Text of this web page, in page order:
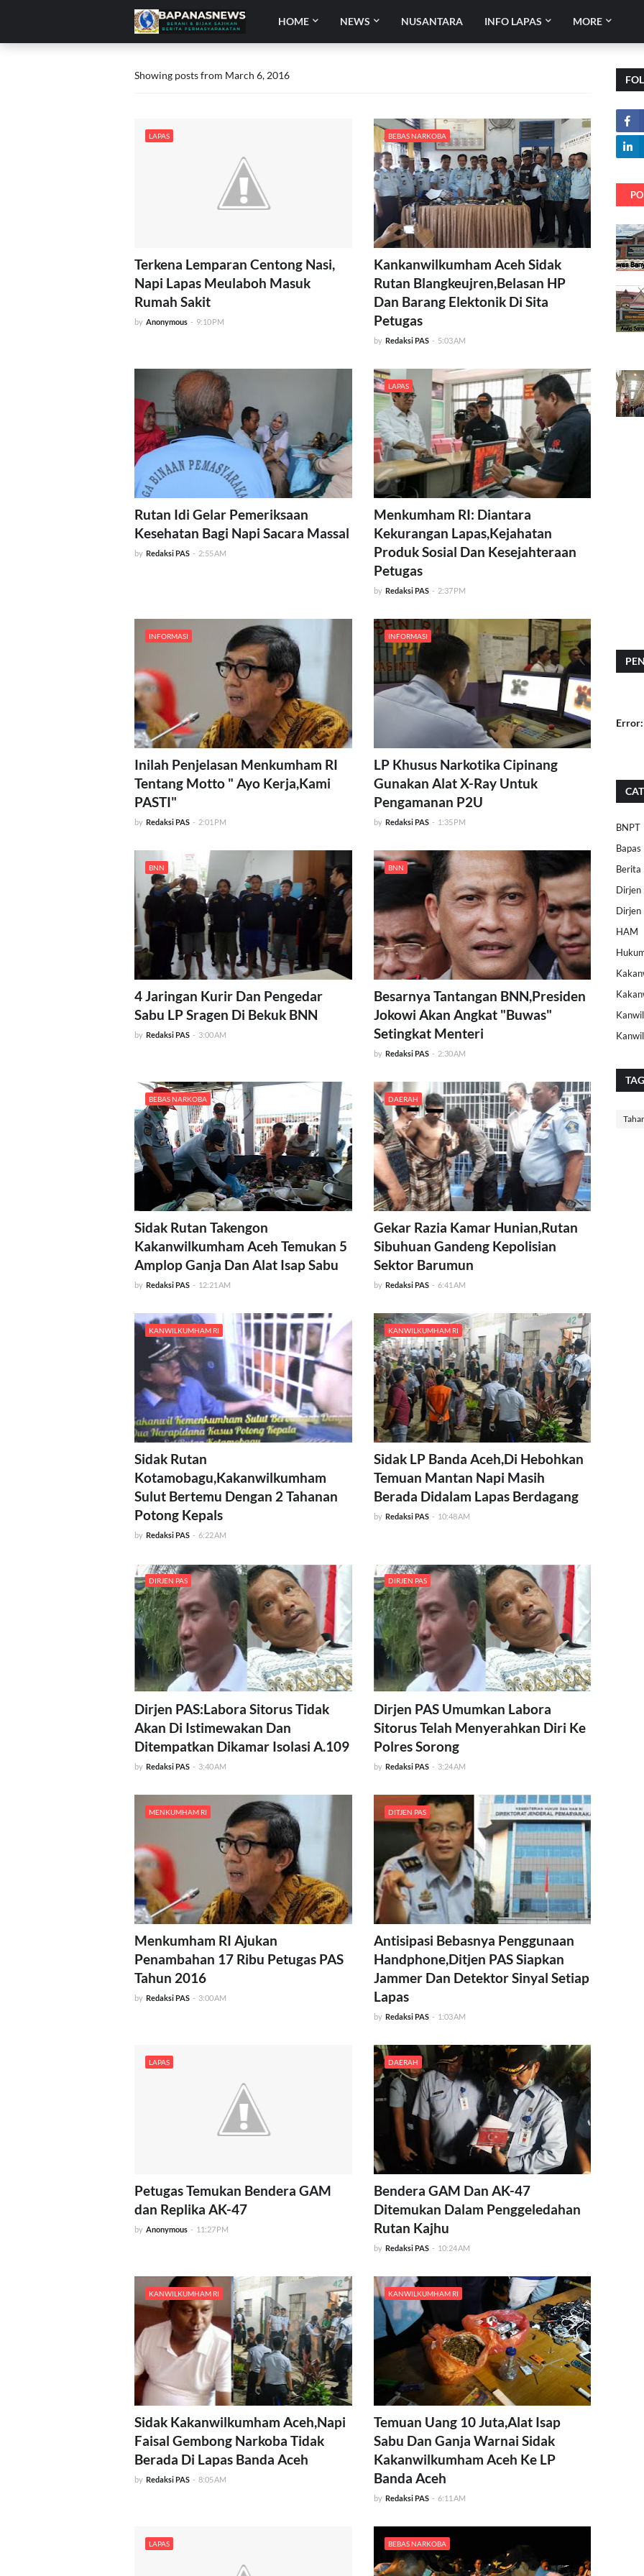
HOME NEWS NUSANTARA INFO LAPAS MORE
Showing posts from March 6, 2016
LAPAS
Terkena Lemparan Centong Nasi,
Napi Lapas Meulaboh Masuk
Rumah Sakit
by Anonymous - 9:10 PM
BEBAS NARKOBA
Kankanwilkumham Aceh Sidak
Rutan Blangkeujren,Belasan HP
Dan Barang Elektonik Di Sita
Petugas
by Redaksi PAS - 5:03 AM
Rutan Idi Gelar Pemeriksaan
Kesehatan Bagi Napi Sacara Massal
by Redaksi PAS - 2:55 AM
LAPAS
Menkumham RI: Diantara
Kekurangan Lapas,Kejahatan
Produk Sosial Dan Kesejahteraan
Petugas
by Redaksi PAS - 2:37 PM
INFORMASI
Inilah Penjelasan Menkumham RI
Tentang Motto " Ayo Kerja,Kami
PASTI"
by Redaksi PAS - 2:01 PM
INFORMASI
LP Khusus Narkotika Cipinang
Gunakan Alat X-Ray Untuk
Pengamanan P2U
by Redaksi PAS - 1:35 PM
BNN
4 Jaringan Kurir Dan Pengedar
Sabu LP Sragen Di Bekuk BNN
by Redaksi PAS - 3:00 AM
BNN
Besarnya Tantangan BNN,Presiden
Jokowi Akan Angkat "Buwas"
Setingkat Menteri
by Redaksi PAS - 2:30 AM
BEBAS NARKOBA
Sidak Rutan Takengon
Kakanwilkumham Aceh Temukan 5
Amplop Ganja Dan Alat Isap Sabu
by Redaksi PAS - 12:21 AM
DAERAH
Gekar Razia Kamar Hunian,Rutan
Sibuhuan Gandeng Kepolisian
Sektor Barumun
by Redaksi PAS - 6:41 AM
KANWILKUMHAM RI
Sidak Rutan
Kotamobagu,Kakanwilkumham
Sulut Bertemu Dengan 2 Tahanan
Potong Kepals
by Redaksi PAS - 6:22 AM
KANWILKUMHAM RI
Sidak LP Banda Aceh,Di Hebohkan
Temuan Mantan Napi Masih
Berada Didalam Lapas Berdagang
by Redaksi PAS - 10:48 AM
DIRJEN PAS
Dirjen PAS:Labora Sitorus Tidak
Akan Di Istimewakan Dan
Ditempatkan Dikamar Isolasi A.109
by Redaksi PAS - 3:40 AM
DIRJEN PAS
Dirjen PAS Umumkan Labora
Sitorus Telah Menyerahkan Diri Ke
Polres Sorong
by Redaksi PAS - 3:24 AM
MENKUMHAM RI
Menkumham RI Ajukan
Penambahan 17 Ribu Petugas PAS
Tahun 2016
by Redaksi PAS - 3:00 AM
DITJEN PAS
Antisipasi Bebasnya Penggunaan
Handphone,Ditjen PAS Siapkan
Jammer Dan Detektor Sinyal Setiap
Lapas
by Redaksi PAS - 1:03 AM
LAPAS
Petugas Temukan Bendera GAM
dan Replika AK-47
by Anonymous - 11:27 PM
DAERAH
Bendera GAM Dan AK-47
Ditemukan Dalam Penggeledahan
Rutan Kajhu
by Redaksi PAS - 10:24 AM
KANWILKUMHAM RI
Sidak Kakanwilkumham Aceh,Napi
Faisal Gembong Narkoba Tidak
Berada Di Lapas Banda Aceh
by Redaksi PAS - 8:05 AM
KANWILKUMHAM RI
Temuan Uang 10 Juta,Alat Isap
Sabu Dan Ganja Warnai Sidak
Kakanwilkumham Aceh Ke LP
Banda Aceh
by Redaksi PAS - 6:11 AM
LAPAS BEBAS NARKOBA
Error:
BNPT
Bapas
Berita
Dirjen
Dirjen
HAM